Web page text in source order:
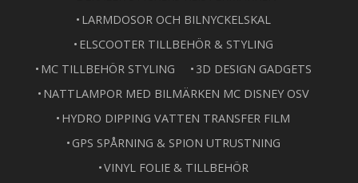
LARMDOSOR OCH BILNYCKELSKAL
ELSCOOTER TILLBEHÖR & STYLING
MC TILLBEHÖR STYLING
3D DESIGN GADGETS
NATTLAMPOR MED BILMÄRKEN MC DISNEY OSV
HYDRO DIPPING VATTEN TRANSFER FILM
GPS SPÅRNING & SPION UTRUSTNING
VINYL FOLIE & TILLBEHÖR